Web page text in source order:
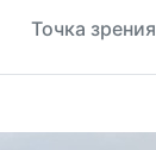
Точка зрения